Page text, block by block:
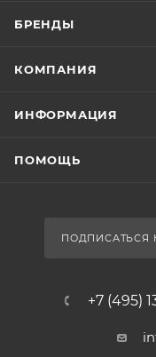
БРЕНДЫ
КОМПАНИЯ
ИНФОРМАЦИЯ
ПОМОЩЬ
ПОДПИСАТЬСЯ
+7 (495)